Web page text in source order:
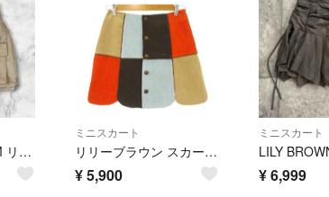
R199 新品未使用 M リリーブラウン タグ付き ミニスカート レディース
ミニスカート
リリーブラウン スカート 1 ベージュ 水色 オレンジ 茶 パッチワーク ミニ丈
¥5,900
ミニスカート
¥6,999